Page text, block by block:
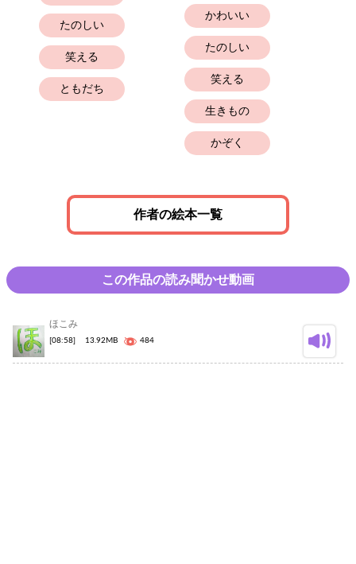
たのしい
笑える
ともだち
かわいい
たのしい
笑える
生きもの
かぞく
作者の絵本一覧
この作品の読み聞かせ動画
ほこみ
[08:58] 13.92MB 484